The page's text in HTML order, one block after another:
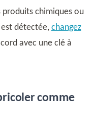
produits chimiques ou
détectée, changez
avec une clé à
comme